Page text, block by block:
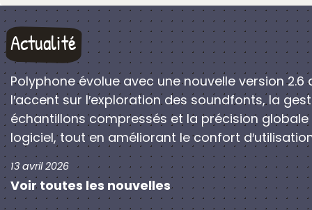
Actualité
Polyphone évolue avec une nouvelle version 2.6
l′accent sur l′exploration des soundfonts, la
échantillons compressés et la précision globale
logiciel, tout en améliorant le confort
13 avril 2026
Voir toutes les nouvelles